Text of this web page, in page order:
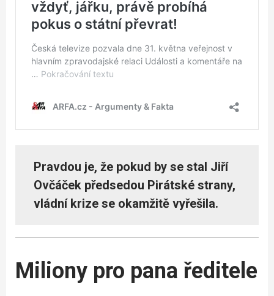
Pravdou je, že pokud by se stal Jiří
Ovčáček předsedou Pirátské strany,
vládní krize se okamžitě vyřešila.
Miliony pro pana ředitele